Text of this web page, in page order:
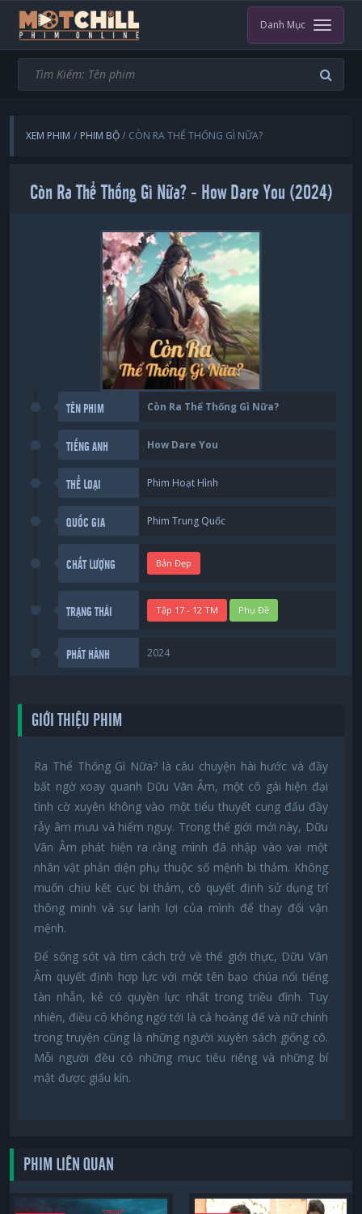
Danh Mục
XEM PHIM PHIM BỘ CÒN RA THỂ THỐNG GÌ NỮA?
Còn Ra Thể Thống Gì Nữa? - How Dare You (2024)
TÊN PHIM Còn Ra Thể Thống Gì Nữa?
TIẾNG ANH How Dare You
THỂ LOẠI Phim Hoạt Hình
QUỐC GIA Phim Trung Quốc
CHẤT LƯỢNG Bản Đẹp
TRẠNG THÁI Tập 17 - 12 TM Phụ Đề
PHÁT HÀNH 2024
GIỚI THIỆU PHIM
Ra Thể Thống Gì Nữa? là câu chuyện hài hước và đầy
bất ngờ xoay quanh Dữu Vãn Âm, một cô gái hiện đại
tình cờ xuyên không vào một tiểu thuyết cung đấu đầy
rẫy âm mưu và hiểm nguy. Trong thế giới mới này, Dữu
Vãn Âm phát hiện ra rằng mình đã nhập vào vai một
nhân vật phản diện phụ thuộc số mệnh bi thảm. Không
muốn chịu kết cục bi thảm, cô quyết định sử dụng trí
thông minh và sự lanh lợi của mình để thay đổi vận
mệnh.
Để sống sót và tìm cách trở về thế giới thực, Dữu Vãn
Âm quyết định hợp lực với một tên bạo chúa nổi tiếng
tàn nhẫn, kẻ có quyền lực nhất trong triều đình. Tuy
nhiên, điều cô không ngờ tới là cả hoàng đế và nữ chính
trong truyện cũng là những người xuyên sách giống cô.
Mỗi người đều có những mục tiêu riêng và những bí
mật được giấu kín.
PHIM LIÊN QUAN